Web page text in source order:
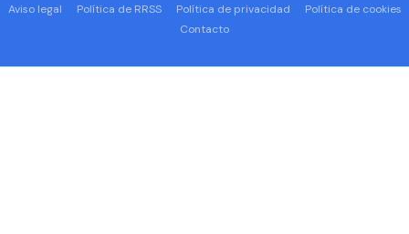
Aviso legal Política de RRSS Política de privacidad
Política de cookies
Contacto